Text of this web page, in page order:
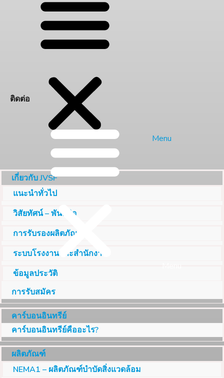
ติดต่อ
Menu
เกี่ยวกับ JVSF
แนะนำทั่วไป
วิสัยทัศน์ – พันธกิจ
การรับรองผลิตภัณฑ์
ระบบโรงงานและสำนักงาน
ข้อมูลประวัติ
การรับสมัคร
คาร์บอนอินทรีย์
คาร์บอนอินทรีย์คืออะไร?
ผลิตภัณฑ์
NEMA1 – ผลิตภัณฑ์บำบัดสิ่งแวดล้อม